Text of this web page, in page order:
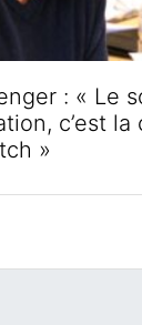
: « Le
c’est la
»